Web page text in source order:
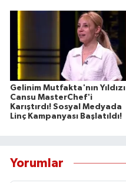
Gelinim Mutfakta'nın Yıldızı
Cansu MasterChef'i
Karıştırdı! Sosyal Medyada
Linç Kampanyası Başlatıldı!
Yorumlar